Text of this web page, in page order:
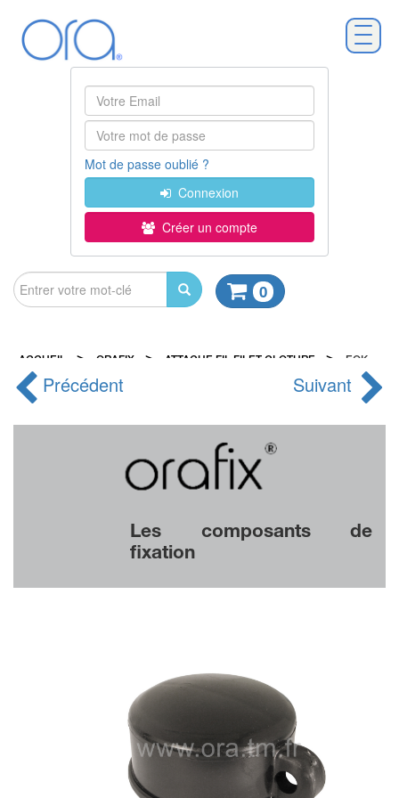
Mot de passe oublié ?
Connexion
Créer un compte
0
ACCUEIL > ORAFIX > ATTACHE FIL FILET CLOTURE > EOK
Précédent Suivant
Les composants de
fixation